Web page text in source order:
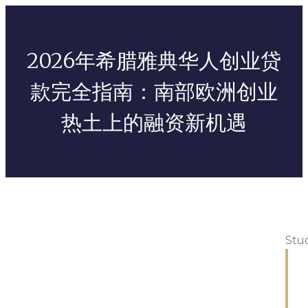
2026年希腊雅典华人创业贷
款完全指南：南部欧洲创业
热土上的融资新机遇